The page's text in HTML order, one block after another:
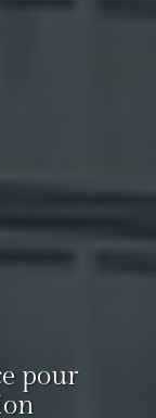
pour